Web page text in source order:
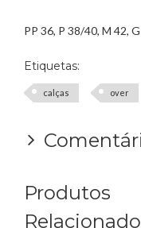
PP 36, P 38/40, M 42,
Etiquetas:
calças over
Produtos